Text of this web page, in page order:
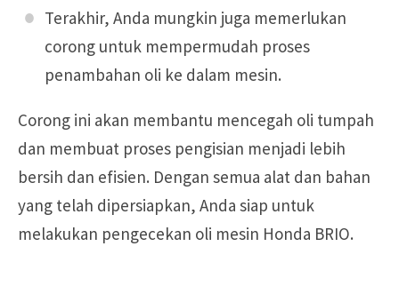
Terakhir, Anda mungkin juga memerlukan
corong untuk mempermudah proses
penambahan oli ke dalam mesin.
Corong ini akan membantu mencegah oli tumpah
dan membuat proses pengisian menjadi lebih
bersih dan efisien. Dengan semua alat dan bahan
yang telah dipersiapkan, Anda siap untuk
melakukan pengecekan oli mesin Honda BRIO.